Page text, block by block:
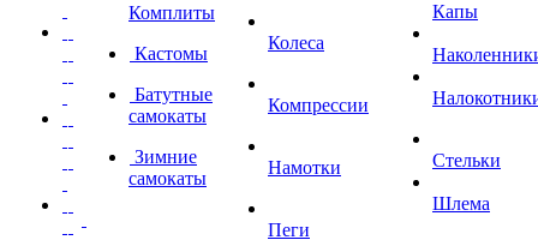
Комплиты
Кастомы
Батутные
самокаты
Зимние
самокаты
Колеса
Компрессии
Намотки
Пеги
Капы
Стельки
Шлема